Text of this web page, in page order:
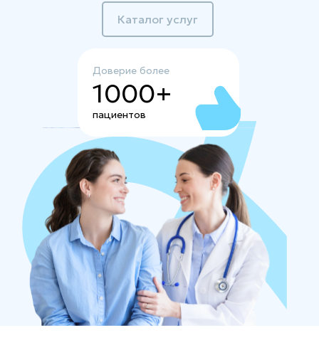
Доверие более
1000+
пациентов
Каталог услуг